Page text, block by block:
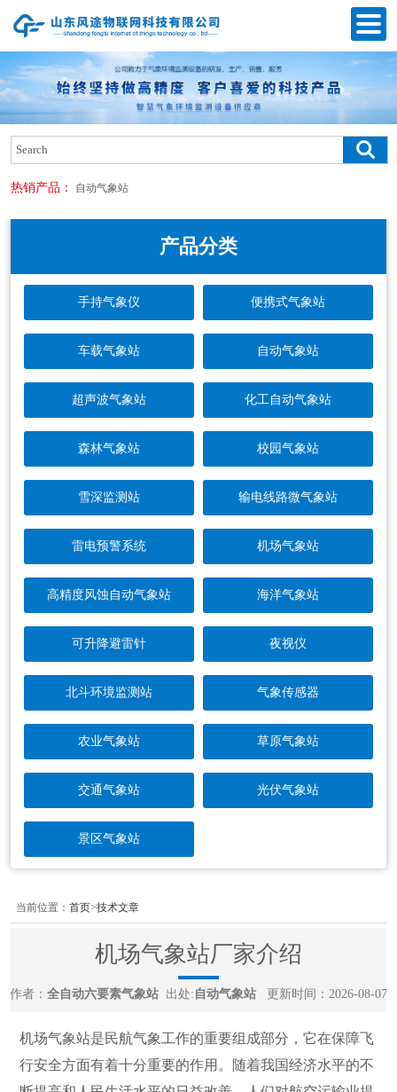
热销产品： 自动气象站
产品分类
手持气象仪 便携式气象站
车载气象站 自动气象站
超声波气象站 化工自动气象站
森林气象站 校园气象站
雪深监测站 输电线路微气象站
雷电预警系统 机场气象站
高精度风蚀自动气象站 海洋气象站
可升降避雷针 夜视仪
北斗环境监测站 气象传感器
农业气象站 草原气象站
交通气象站 光伏气象站
景区气象站
当前位置： 首页>技术文章
机场气象站厂家介绍
作者： 全自动六要素气象站 出处: 自动气象站 更新时间：2026-08-07
机场气象站是民航气象工作的重要组成部分，它在保障飞
行安全方面有着十分重要的作用。随着我国经济水平的不